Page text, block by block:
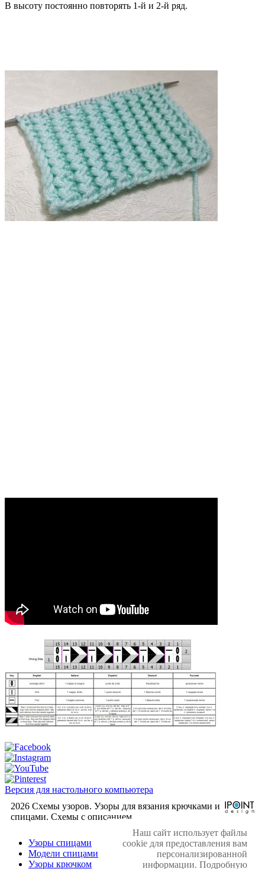
В высоту постоянно повторять 1-й и 2-й ряд.
Версия для настольного компьютера
2026 Схемы узоров. Узоры для вязания крючками и
спицами. Cхемы с описанием.
Узоры спицами
Модели спицами
Узоры крючком
Наш сайт использует файлы
cookie для предоставления вам
персонализированной
информации. Подробную